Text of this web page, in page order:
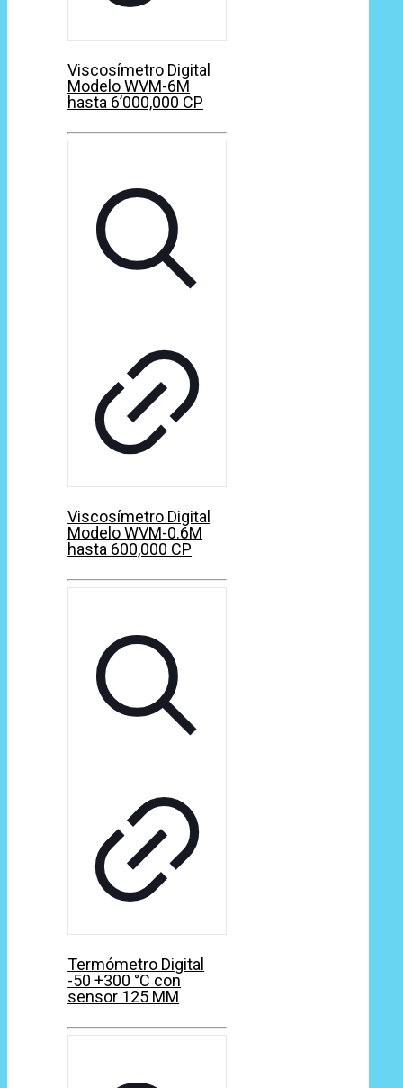
Viscosímetro Digital
Modelo WVM-6M
hasta 6’000,000 CP
Viscosímetro Digital
Modelo WVM-0.6M
hasta 600,000 CP
Termómetro Digital
-50 +300 °C con
sensor 125 MM